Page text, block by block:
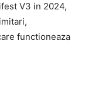
V3 in 2024,
functioneaza